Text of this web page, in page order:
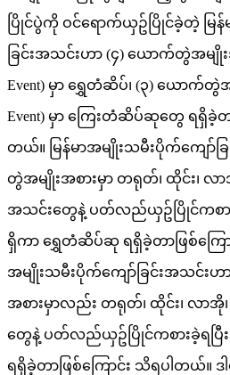
ပြိုင်ပွဲကို ဝင်ရောက်ယှဥ်ပြိုင်ခဲ့တဲ့ မြ
ခြင်းအသင်းဟာ (၄) ယောက်တွဲအမျိုးအစ
Event) မှာ ရွှေတံဆိပ်၊ (၃) ယောက်တွဲအမ
Event) မှာ ကြေးတံဆိပ်ဆုတွေ ရရှိခဲ့တ
တယ်။ မြန်မာအမျိုးသမီးပိုက်ကျော်
တွဲအမျိုးအစားမှာ တရုတ်၊ ထိုင်း၊ လာ
အသင်းတွေနဲ့ ပတ်လည်ယှဥ်ပြိုင်ကစား
ရှိကာ ရွှေတံဆိပ်ဆု ရရှိခဲ့တာဖြစ်ကြော
အမျိုးသမီးပိုက်ကျော်ခြင်းအသင်း
အစားမှာလည်း တရုတ်၊ ထိုင်း၊ လာအို
တွေနဲ့ ပတ်လည်ယှဥ်ပြိုင်ကစားခဲ့ရပ
ရရှိခဲ့တာဖြစ်ကြောင်း သိရပါတယ်။ ဒါ